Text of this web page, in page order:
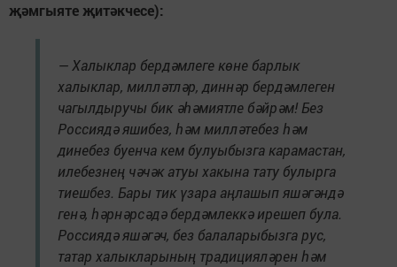
җәмгыяте җитәкчесе):
— Халыклар бердәмлеге көне барлык
халыклар, милләтләр, диннәр бердәмлеген
чагылдыручы бик әһәмиятле бәйрәм! Без
Россиядә яшибез, һәм милләтебез һәм
динебез буенча кем булуыбызга карамастан,
илебезнең чәчәк атуы хакына тату булырга
тиешбез. Бары тик үзара аңлашып яшәгәндә
генә, һәрнәрсәдә бердәмлеккә ирешеп була.
Россиядә яшәгәч, без балаларыбызга рус,
татар халыкларының традицияләрен һәм